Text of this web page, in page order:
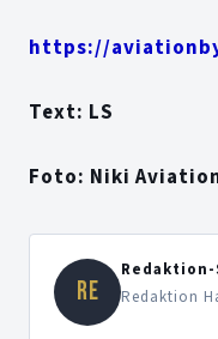
https://
Text: LS
Foto: Niki
RE
Redaktion